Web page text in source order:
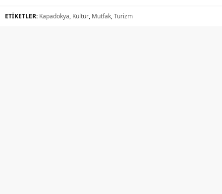
ETİKETLER: Kapadokya, Kültür, Mutfak,Turizm